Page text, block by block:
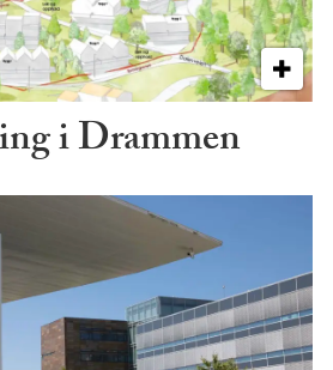
i Drammen